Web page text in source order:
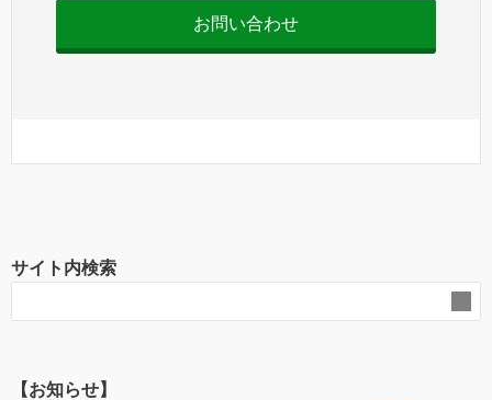
お問い合わせ
サイト内検索
【お知らせ】